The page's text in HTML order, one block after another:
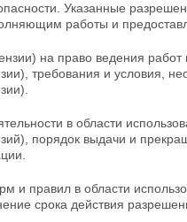
Указанные
работы и
на право ведения
требования и условия,
в области
порядок выдачи и
и правил в области
срока действия